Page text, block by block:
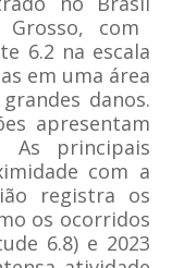
com
6.2 na escala
em uma área
danos.
apresentam
As principais
com a
registra os
os ocorridos
6.8) e 2023